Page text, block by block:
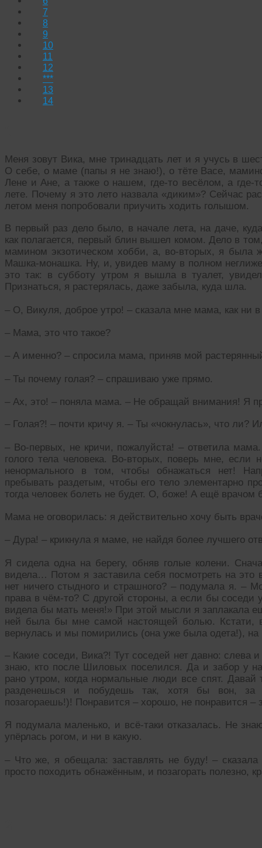
7
8
9
10
11
12
***
13
14
Меня зовут Вика, мне тринадцать лет и я учусь в
О себе, о маме (папы я не знаю!), о тёте Васе,
Лене и Ане, а также о нашем, где-то весёлом, а где-
лете. Почему я это лето назвала «диким»? Сейчас
летом меня попробовали приучить ходить голышом.
В первый раз дело было, в начале лета, на даче,
как полагается, первый блин вышел комом. Дело в
мамином экзотическом хобби, а, во-вторых, я была
Машка-монашка. Ну, и, увидев маму в полном
это так: в субботу утром я вышла в туалет,
Признаться, я растерялась, даже забыла, куда шла.
– О, Викуля, доброе утро! – сказала мне мама, как ни
– Мама, это что такое?
– А именно? – спросила мама, приняв мой
– Ты почему голая? – спрашиваю уже прямо.
– Ах, это! – поняла мама. – Не обращай внимания! Я
– Голая?! – почти кричу я. – Ты «чокнулась», что ли?
– Во-первых, не кричи, пожалуйста! – ответила
голого тела человека. Во-вторых, поверь мне, если
ненормального в том, чтобы обнажаться нет!
пребывать раздетым, чтобы его тело элементарно
тогда человек болеть не будет. О, боже! А ещё врачом
Мама не оговорилась: я действительно хочу быть
– Дура! – крикнула я маме, не найдя более лучшего
Я сидела одна на берегу, обняв голые колени.
видела… Потом я заставила себя посмотреть на
нет ничего стыдного и страшного? – подумала я. –
права в чём-то? С другой стороны, а если бы соседи
видела бы мать меня!» При этой мысли я заплакала
ней была бы мне самой настоящей болью. Кстати,
вернулась и мы помирились (она уже была одета!), на
– Какие соседи, Вика?! Тут соседей нет давно: слева
знаю, кто после Шиловых поселился. Да и забор у
рано утром, когда нормальные люди все спят.
разденешься и побудешь так, хотя бы вон, за
позагораешь!)! Понравится – хорошо, не понравится
Я подумала маленько, и всё-таки отказалась. Не
упёрлась рогом, и ни в какую.
– Что же, я обещала: заставлять не буду! –
просто походить обнажённым, и позагорать полезно,